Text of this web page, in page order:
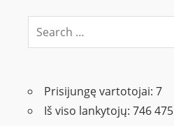
Prisijungę vartotojai: 7
Iš viso lankytojų: 746 475